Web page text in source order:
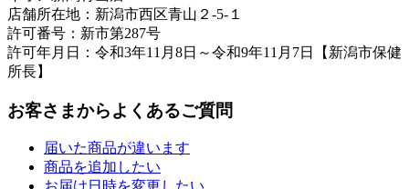
店舗所在地：新潟市西区青山２-5-１
許可番号：新市第287号
許可年月日：令和3年11月8日～令和9年11月7日【新潟市保健
所長】
お客さまからよくあるご質問
届いた商品が違います
商品を追加したい